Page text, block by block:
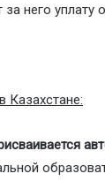
него уплату
Казахстане: